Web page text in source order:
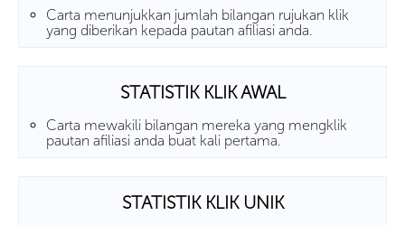
Carta menunjukkan jumlah bilangan rujukan klik
yang diberikan kepada pautan afiliasi anda.
STATISTIK KLIK AWAL
Carta mewakili bilangan mereka yang mengklik
pautan afiliasi anda buat kali pertama.
STATISTIK KLIK UNIK